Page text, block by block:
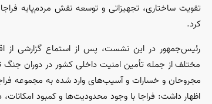
تقویت ساختاری، تجهیزاتی و توسعه نقش مردم‌پایه
کرد.
رئیس‌جمهور در این نشست، پس از استماع گزارشی از
مختلف از جمله تأمین امنیت داخلی کشور در دوران جنگ
مجروحان و خسارات و آسیب‌های وارد شده به مجموعه
اظهار داشت: فراجا با وجود محدودیت‌ها و کمبود